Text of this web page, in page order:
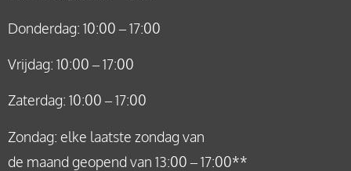
Donderdag: 10:00 – 17:00
Vrijdag: 10:00 – 17:00
Zaterdag: 10:00 – 17:00
Zondag: elke laatste zondag van
de maand geopend van 13:00 – 17:00**